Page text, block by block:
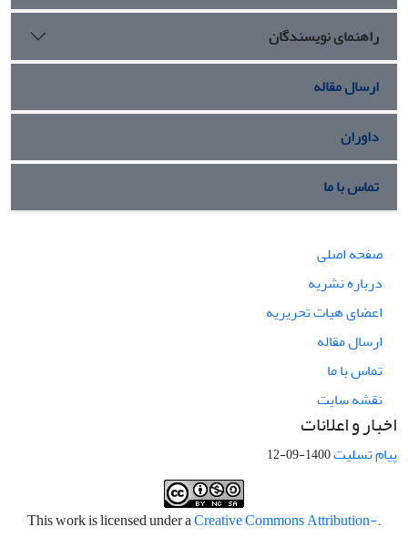
راهنمای نویسندگان
ارسال مقاله
داوران
تماس با ما
صفحه اصلی
درباره نشریه
اعضای هیات تحریریه
ارسال مقاله
تماس با ما
نقشه سایت
اخبار و اعلانات
پیام تسلیت1400-09-12
.This work is licensed under a
Creative Commons Attribution-